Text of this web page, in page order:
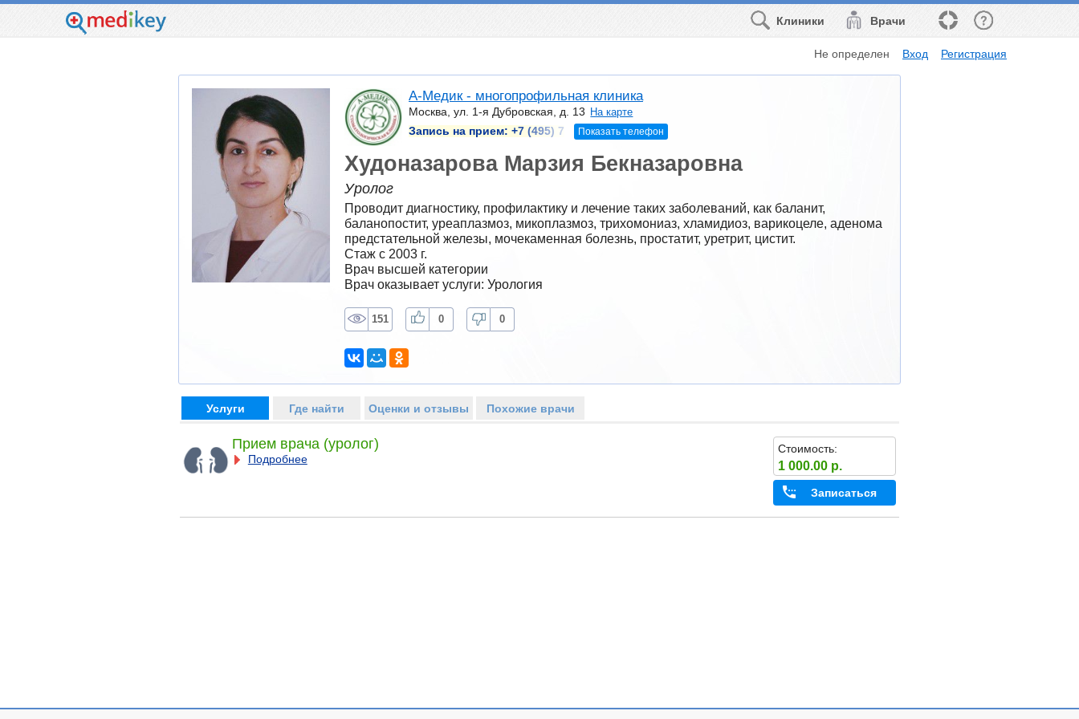
Врачи
Клиники
Не определен Вход Регистрация
А-Медик - многопрофильная клиника
Москва, ул. 1-я Дубровская, д. 13 На карте
Запись на прием: +7 (495) 7 Показать телефон
Худоназарова Марзия Бекназаровна
Уролог
Проводит диагностику, профилактику и лечение таких заболеваний, как баланит,
баланопостит, уреаплазмоз, микоплазмоз, трихомониаз, хламидиоз, варикоцеле, аденома
предстательной железы, мочекаменная болезнь, простатит, уретрит, цистит.
Стаж с 2003 г.
Врач высшей категории
Врач оказывает услуги: Урология
151 0 0
Услуги Где найти Оценки и отзывы Похожие врачи
Прием врача (уролог)
Подробнее
Стоимость:
1 000.00 р.
Записаться